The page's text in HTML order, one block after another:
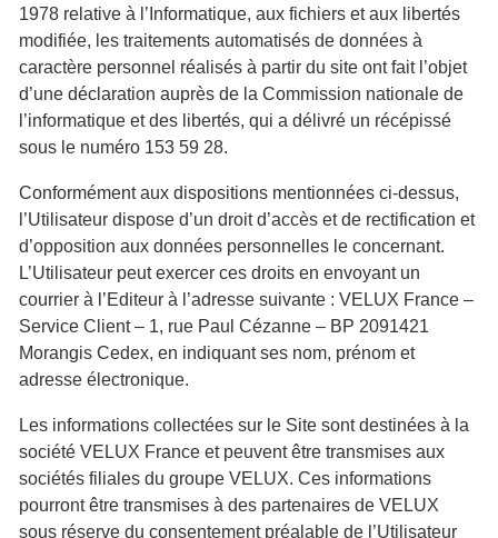
1978 relative à l’Informatique, aux fichiers et aux libertés
modifiée, les traitements automatisés de données à
caractère personnel réalisés à partir du site ont fait l’objet
d’une déclaration auprès de la Commission nationale de
l’informatique et des libertés, qui a délivré un récépissé
sous le numéro 153 59 28.
Conformément aux dispositions mentionnées ci-dessus,
l’Utilisateur dispose d’un droit d’accès et de rectification et
d’opposition aux données personnelles le concernant.
L’Utilisateur peut exercer ces droits en envoyant un
courrier à l’Editeur à l’adresse suivante : VELUX France –
Service Client – 1, rue Paul Cézanne – BP 2091421
Morangis Cedex, en indiquant ses nom, prénom et
adresse électronique.
Les informations collectées sur le Site sont destinées à la
société VELUX France et peuvent être transmises aux
sociétés filiales du groupe VELUX. Ces informations
pourront être transmises à des partenaires de VELUX
sous réserve du consentement préalable de l’Utilisateur